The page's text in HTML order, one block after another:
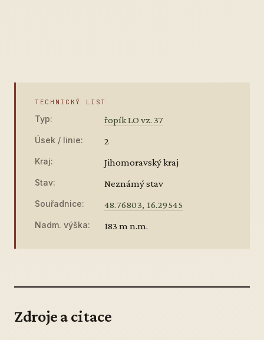
TECHNICKÝ LIST
Typ: řopík LO vz. 37
Úsek / linie: 2
Kraj: Jihomoravský kraj
Stav: Neznámý stav
Souřadnice: 48.76803, 16.29545
Nadm. výška: 183 m n.m.
Zdroje a citace